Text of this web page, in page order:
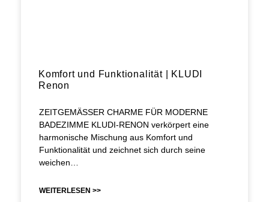
Komfort und Funktionalität | KLUDI
Renon
ZEITGEMÄSSER CHARME FÜR MODERNE
BADEZIMME KLUDI-RENON verkörpert eine
harmonische Mischung aus Komfort und
Funktionalität und zeichnet sich durch seine
weichen…
WEITERLESEN >>